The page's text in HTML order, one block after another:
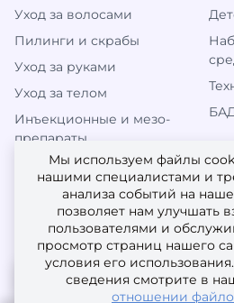
Уход за волосами
Пилинги и скрабы
Уход за руками
Уход за телом
Инъекционные и мезо-
препараты
МЫ В СОЦИАЛЬНЫХ СЕТЯХ
Мы используем файлы
нашими специалистами и
анализа событий на
позволяет нам улучшать
пользователями и
просмотр страниц нашего
условия его
сведения смотрите в
отношении